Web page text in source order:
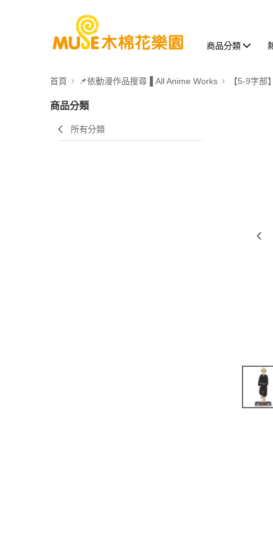
商品分類
首頁 📌依動漫作品搜尋▐ All Anime Works 【5-9字部
商品分類
所有分類